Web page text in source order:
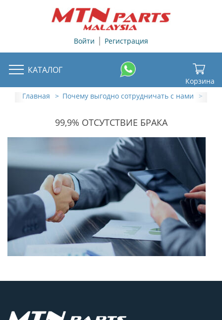
Войти | Регистрация
КАТАЛОГ
Корзина
Главная
Почему выгодно сотрудничать с нами
99,9% ОТСУТСТВИЕ БРАКА